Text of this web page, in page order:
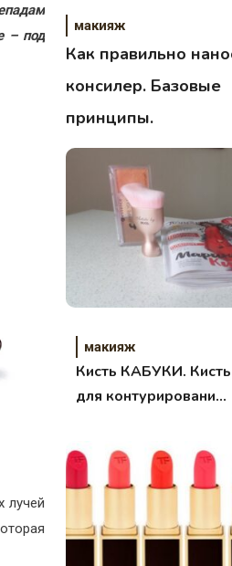
– под
лучей
макияж
Как правильно
консилер. Базовые
принципы.
макияж
Кисть КАБУКИ. Кисть
для контурирования
Обзор.